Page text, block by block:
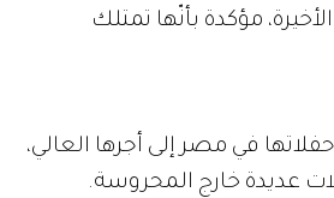
مؤكدة بأنّها تمتلك
في مصر إلى أجرها العالي،
عديدة خارج المحروسة.